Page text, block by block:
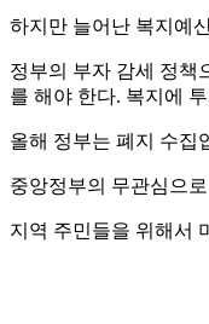
하지만 늘어난 복지예
정부의 부자 감세 정책
를 해야 한다. 복지에
올해 정부는 폐지 수집
중앙정부의 무관심으
지역 주민들을 위해서